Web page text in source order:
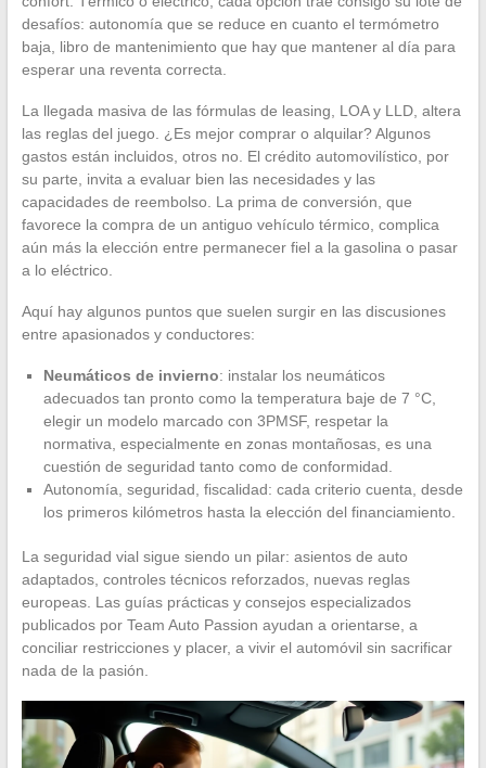
desafíos: autonomía que se reduce en cuanto el termómetro
baja, libro de mantenimiento que hay que mantener al día para
esperar una reventa correcta.
La llegada masiva de las fórmulas de leasing, LOA y LLD, altera
las reglas del juego. ¿Es mejor comprar o alquilar? Algunos
gastos están incluidos, otros no. El crédito automovilístico, por
su parte, invita a evaluar bien las necesidades y las
capacidades de reembolso. La prima de conversión, que
favorece la compra de un antiguo vehículo térmico, complica
aún más la elección entre permanecer fiel a la gasolina o pasar
a lo eléctrico.
Aquí hay algunos puntos que suelen surgir en las discusiones
entre apasionados y conductores:
Neumáticos de invierno: instalar los neumáticos
adecuados tan pronto como la temperatura baje de 7 °C,
elegir un modelo marcado con 3PMSF, respetar la
normativa, especialmente en zonas montañosas, es una
cuestión de seguridad tanto como de conformidad.
Autonomía, seguridad, fiscalidad: cada criterio cuenta, desde
los primeros kilómetros hasta la elección del financiamiento.
La seguridad vial sigue siendo un pilar: asientos de auto
adaptados, controles técnicos reforzados, nuevas reglas
europeas. Las guías prácticas y consejos especializados
publicados por Team Auto Passion ayudan a orientarse, a
conciliar restricciones y placer, a vivir el automóvil sin sacrificar
nada de la pasión.